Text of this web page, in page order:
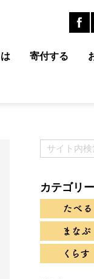
寄付する
カテゴリー